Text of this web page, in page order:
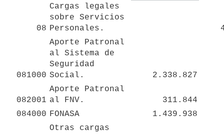
08
Cargas legales
sobre Servicios
Personales.
081000
Aporte Patronal
al Sistema de
Seguridad
Social.
2.338.827
082001
Aporte Patronal
al FNV.
311.844
084000 FONASA
1.439.938
Otras cargas